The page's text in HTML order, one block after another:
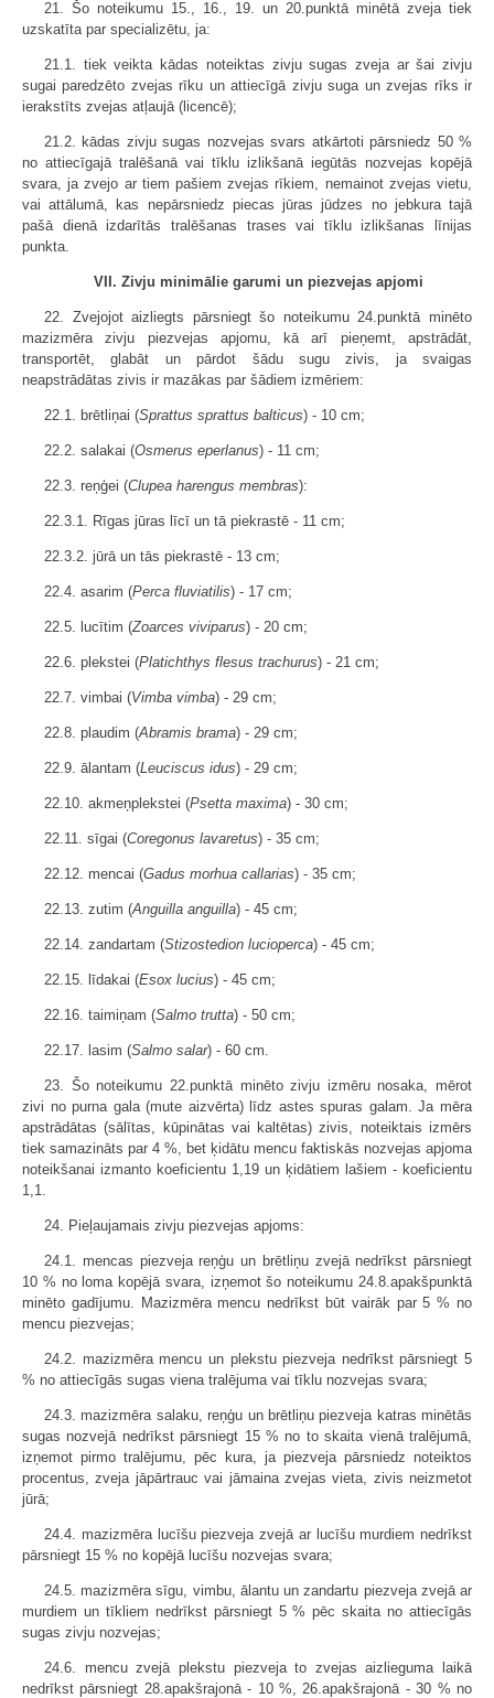
21. Šo noteikumu 15., 16., 19. un 20.punktā minētā zveja tiek
uzskatīta par specializētu, ja:
21.1. tiek veikta kādas noteiktas zivju sugas zveja ar šai zivju
sugai paredzēto zvejas rīku un attiecīgā zivju suga un zvejas rīks ir
ierakstīts zvejas atļaujā (licencē);
21.2. kādas zivju sugas nozvejas svars atkārtoti pārsniedz 50 %
no attiecīgajā tralēšanā vai tīklu izlikšanā iegūtās nozvejas kopējā
svara, ja zvejo ar tiem pašiem zvejas rīkiem, nemainot zvejas vietu,
vai attālumā, kas nepārsniedz piecas jūras jūdzes no jebkura tajā
pašā dienā izdarītās tralēšanas trases vai tīklu izlikšanas līnijas
punkta.
VII. Zivju minimālie garumi un piezvejas apjomi
22. Zvejojot aizliegts pārsniegt šo noteikumu 24.punktā minēto
mazizmēra zivju piezvejas apjomu, kā arī pieņemt, apstrādāt,
transportēt, glabāt un pārdot šādu sugu zivis, ja svaigas
neapstrādātas zivis ir mazākas par šādiem izmēriem:
22.1. brētliņai (Sprattus sprattus balticus) - 10 cm;
22.2. salakai (Osmerus eperlanus) - 11 cm;
22.3. reņģei (Clupea harengus membras):
22.3.1. Rīgas jūras līcī un tā piekrastē - 11 cm;
22.3.2. jūrā un tās piekrastē - 13 cm;
22.4. asarim (Perca fluviatilis) - 17 cm;
22.5. lucītim (Zoarces viviparus) - 20 cm;
22.6. plekstei (Platichthys flesus trachurus) - 21 cm;
22.7. vimbai (Vimba vimba) - 29 cm;
22.8. plaudim (Abramis brama) - 29 cm;
22.9. ālantam (Leuciscus idus) - 29 cm;
22.10. akmeņplekstei (Psetta maxima) - 30 cm;
22.11. sīgai (Coregonus lavaretus) - 35 cm;
22.12. mencai (Gadus morhua callarias) - 35 cm;
22.13. zutim (Anguilla anguilla) - 45 cm;
22.14. zandartam (Stizostedion lucioperca) - 45 cm;
22.15. līdakai (Esox lucius) - 45 cm;
22.16. taimiņam (Salmo trutta) - 50 cm;
22.17. lasim (Salmo salar) - 60 cm.
23. Šo noteikumu 22.punktā minēto zivju izmēru nosaka, mērot
zivi no purna gala (mute aizvērta) līdz astes spuras galam. Ja mēra
apstrādātas (sālītas, kūpinātas vai kaltētas) zivis, noteiktais izmērs
tiek samazināts par 4 %, bet ķidātu mencu faktiskās nozvejas apjoma
noteikšanai izmanto koeficientu 1,19 un ķidātiem lašiem - koeficientu
1,1.
24. Pieļaujamais zivju piezvejas apjoms:
24.1. mencas piezveja reņģu un brētliņu zvejā nedrīkst pārsniegt
10 % no loma kopējā svara, izņemot šo noteikumu 24.8.apakšpunktā
minēto gadījumu. Mazizmēra mencu nedrīkst būt vairāk par 5 % no
mencu piezvejas;
24.2. mazizmēra mencu un plekstu piezveja nedrīkst pārsniegt 5
% no attiecīgās sugas viena tralējuma vai tīklu nozvejas svara;
24.3. mazizmēra salaku, reņģu un brētliņu piezveja katras minētās
sugas nozvejā nedrīkst pārsniegt 15 % no to skaita vienā tralējumā,
izņemot pirmo tralējumu, pēc kura, ja piezveja pārsniedz noteiktos
procentus, zveja jāpārtrauc vai jāmaina zvejas vieta, zivis neizmetot
jūrā;
24.4. mazizmēra lucīšu piezveja zvejā ar lucīšu murdiem nedrīkst
pārsniegt 15 % no kopējā lucīšu nozvejas svara;
24.5. mazizmēra sīgu, vimbu, ālantu un zandartu piezveja zvejā ar
murdiem un tīkliem nedrīkst pārsniegt 5 % pēc skaita no attiecīgās
sugas zivju nozvejas;
24.6. mencu zvejā plekstu piezveja to zvejas aizlieguma laikā
nedrīkst pārsniegt 28.apakšrajonā - 10 %, 26.apakšrajonā - 30 % no